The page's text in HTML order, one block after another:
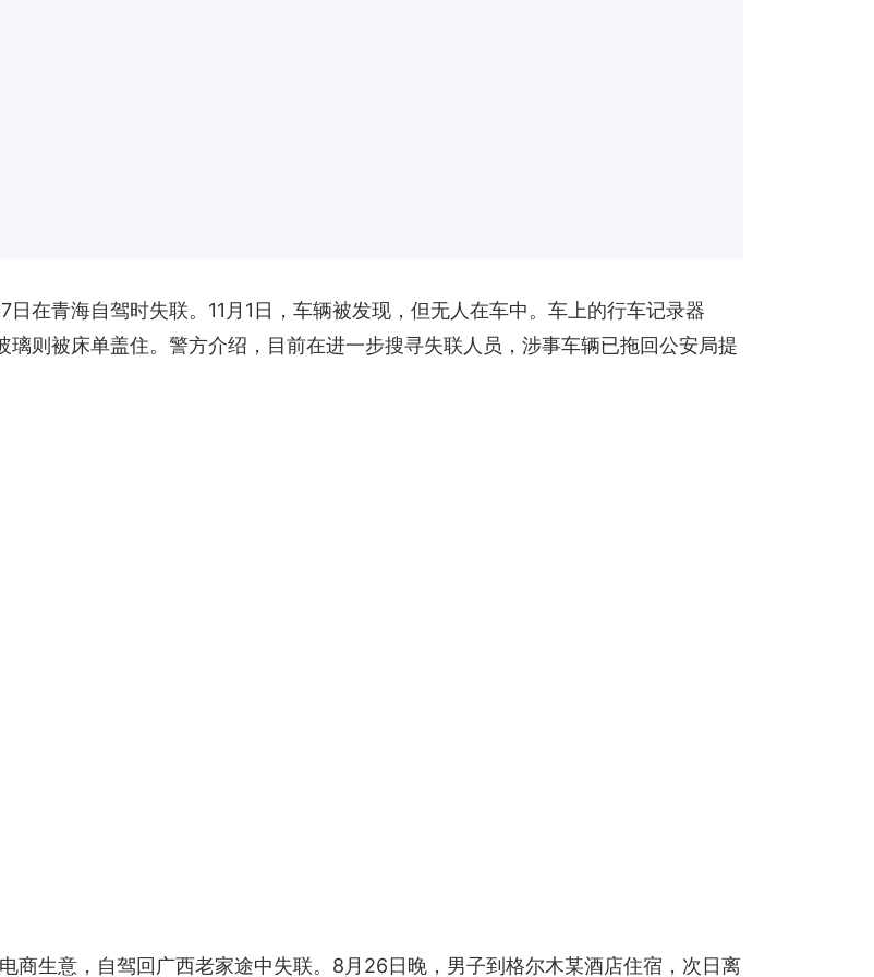
在青海自驾时失联。11月1日，车辆被发现，但无人在车中。车上的行车记录器
璃则被床单盖住。警方介绍，目前在进一步搜寻失联人员，涉事车辆已拖回公安局提
商生意，自驾回广西老家途中失联。8月26日晚，男子到格尔木某酒店住宿，次日离